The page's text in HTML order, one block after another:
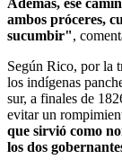
ambos próceres,
sucumbir",
Según Rico, por la
los indígenas
sur, a finales de
evitar un
que sirvió como
los dos